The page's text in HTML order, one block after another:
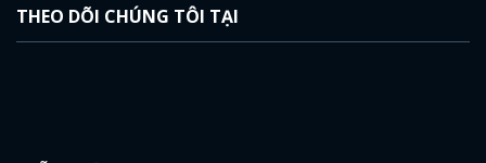
THEO DÕI CHÚNG TÔI TẠI